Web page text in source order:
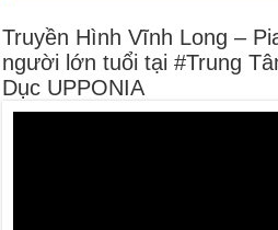
Truyền Hình Vĩnh Long –
người lớn tuổi tại #Trung
Dục UPPONIA